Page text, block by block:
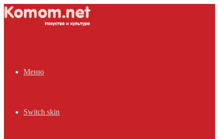
Меню
Switch skin